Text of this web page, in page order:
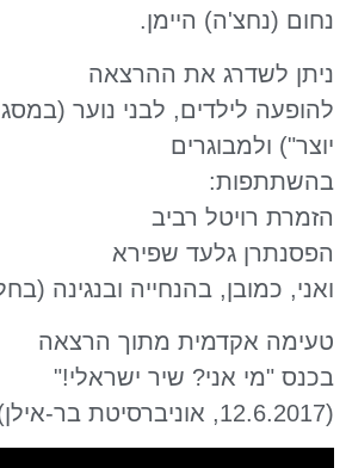
ההרצאה
לבני נוער (במסגרת "ייחודו של
שפירא
ובנגינה (בחליל ובחליליות).
מתוך הרצאה
שיר ישראלי!"